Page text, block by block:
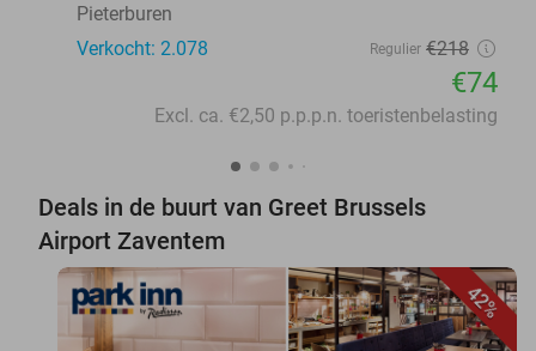
Pieterburen
Verkocht: 2.078
Regulier €218
€74
Excl. ca. €2,50 p.p.p.n. toeristenbelasting
Deals in de buurt van Greet Brussels
Airport Zaventem
42%